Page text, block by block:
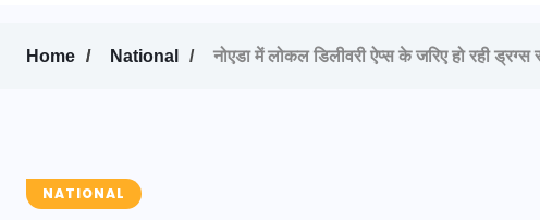
Home National नोएडा में लोकल डिलीवरी ऐप्स के जरिए हो रही ड्रग्स
NATIONAL